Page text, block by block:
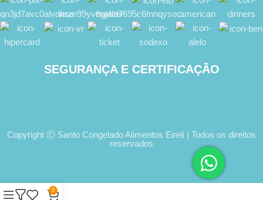
SEGURANÇA E CERTIFICAÇÃO
Copyright Ⓒ Santo Congelado Alimentos Eireli | Todos os direitos
reservados
0